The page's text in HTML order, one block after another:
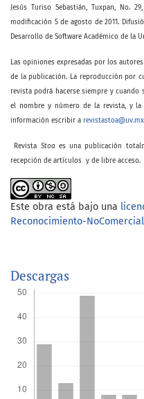
Jesús Turiso Sebastián, Tuxpan, No.
modificación 5 de agosto de 2011.
Desarrollo de Software Académico de la
Las opiniones expresadas por los
de la publicación. La reproducción por
revista podrá hacerse siempre y
el nombre y número de la revista, y la
información escribir a revistastoa@uv.mx
Revista Stoa es una publicación
recepción de artículos y de libre acceso.
Este obra está bajo una
Reconocimiento-
Descargas